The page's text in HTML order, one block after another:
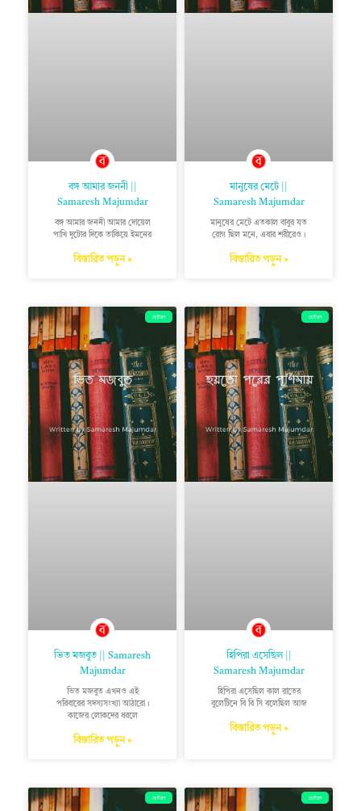
বঙ্গ আমার জননী ||
Samaresh Majumdar
বঙ্গ আমার জননী আমার দোয়েল
পাখি দুটোর দিকে তাকিয়ে ইমনের
বিস্তারিত পড়ুন »
মানুষের মেটে ||
Samaresh Majumdar
মানুষের মেটে এতকাল বাবুর যত
রোগ ছিল মনে, এবার শরীরেও।
বিস্তারিত পড়ুন »
ছোটগল্প
ভিত মজবুত || Samaresh
Majumdar
ভিত মজবুত এখনও এই
পরিবারের সদস্যসংখ্যা আঠারো।
কাজের লোকদের ধরলে
বিস্তারিত পড়ুন »
ছোটগল্প
হিপিরা এসেছিল ||
Samaresh Majumdar
হিপিরা এসেছিল কাল রাতের
বুলেটিনে বি বি সি বলেছিল আজ
বিস্তারিত পড়ুন »
ছোটগল্প ছোটগল্প